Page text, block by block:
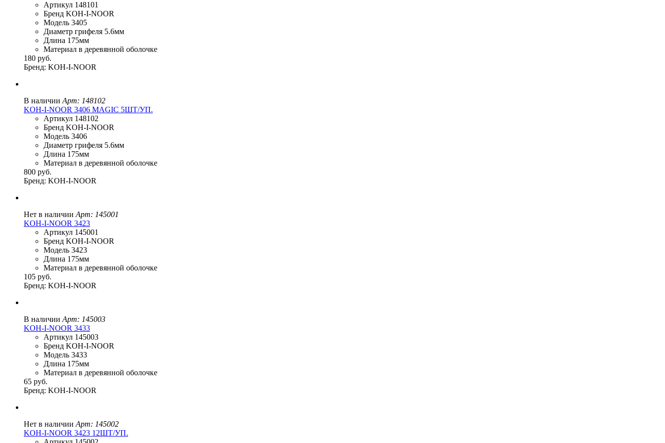
Артикул 148101
Бренд KOH-I-NOOR
Модель 3405
Диаметр грифеля 5.6мм
Длина 175мм
Материал в деревянной оболочке
180 руб.
Бренд: KOH-I-NOOR
В наличии Арт: 148102
KOH-I-NOOR 3406 MAGIC 5ШТ/УП.
Артикул 148102
Бренд KOH-I-NOOR
Модель 3406
Диаметр грифеля 5.6мм
Длина 175мм
Материал в деревянной оболочке
800 руб.
Бренд: KOH-I-NOOR
Нет в наличии Арт: 145001
KOH-I-NOOR 3423
Артикул 145001
Бренд KOH-I-NOOR
Модель 3423
Длина 175мм
Материал в деревянной оболочке
105 руб.
Бренд: KOH-I-NOOR
В наличии Арт: 145003
KOH-I-NOOR 3433
Артикул 145003
Бренд KOH-I-NOOR
Модель 3433
Длина 175мм
Материал в деревянной оболочке
65 руб.
Бренд: KOH-I-NOOR
Нет в наличии Арт: 145002
KOH-I-NOOR 3423 12ШТ/УП.